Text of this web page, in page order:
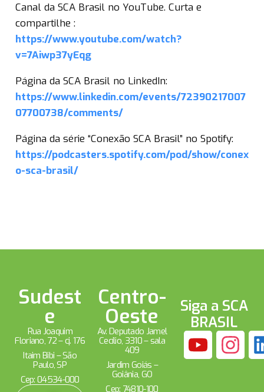
Canal da SCA Brasil no YouTube. Curta e
compartilhe :
https://www.youtube.com/watch?
v=7Aiwp37yEqg
Página da SCA Brasil no LinkedIn:
https://www.linkedin.com/events/72390217007
07700738/comments/
Página da série “Conexão SCA Brasil” no Spotify:
https://podcasters.spotify.com/pod/show/conex
o-sca-brasil/
Sudest
e
Rua Joaquim
Floriano, 72 – cj. 176
Itaim Bibi – São
Paulo, SP
Cep: 04534-000
Centro-
Oeste
Av. Deputado Jamel
Cecílio, 3310 – sala
409
Jardim Goiás –
Goiânia, GO
Cep: 74810-100
Siga a SCA
BRASIL